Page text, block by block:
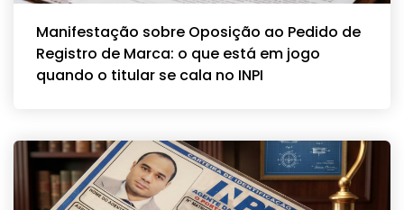
Manifestação sobre Oposição ao Pedido de
Registro de Marca: o que está em jogo
quando o titular se cala no INPI